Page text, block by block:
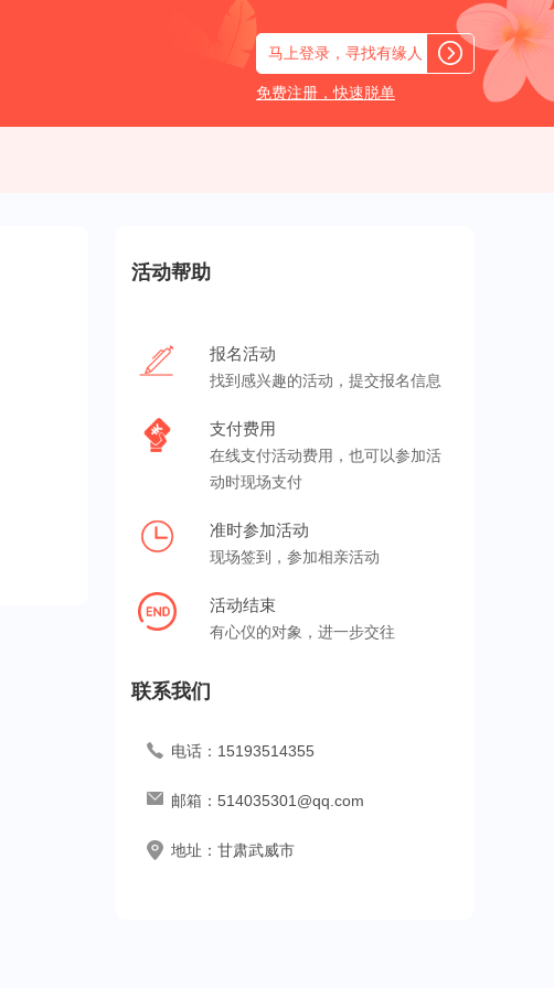
马上登录，寻找有缘人
免费注册，快速脱单
活动帮助
报名活动
找到感兴趣的活动，提交报名信息
支付费用
在线支付活动费用，也可以参加活
动时现场支付
准时参加活动
现场签到，参加相亲活动
活动结束
有心仪的对象，进一步交往
联系我们
电话： 15193514355
邮箱：514035301@qq.com
地址：甘肃武威市